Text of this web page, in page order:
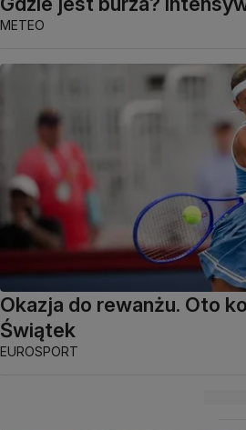
METEO
Okazja do rewanżu. Oto
Świątek
EUROSPORT